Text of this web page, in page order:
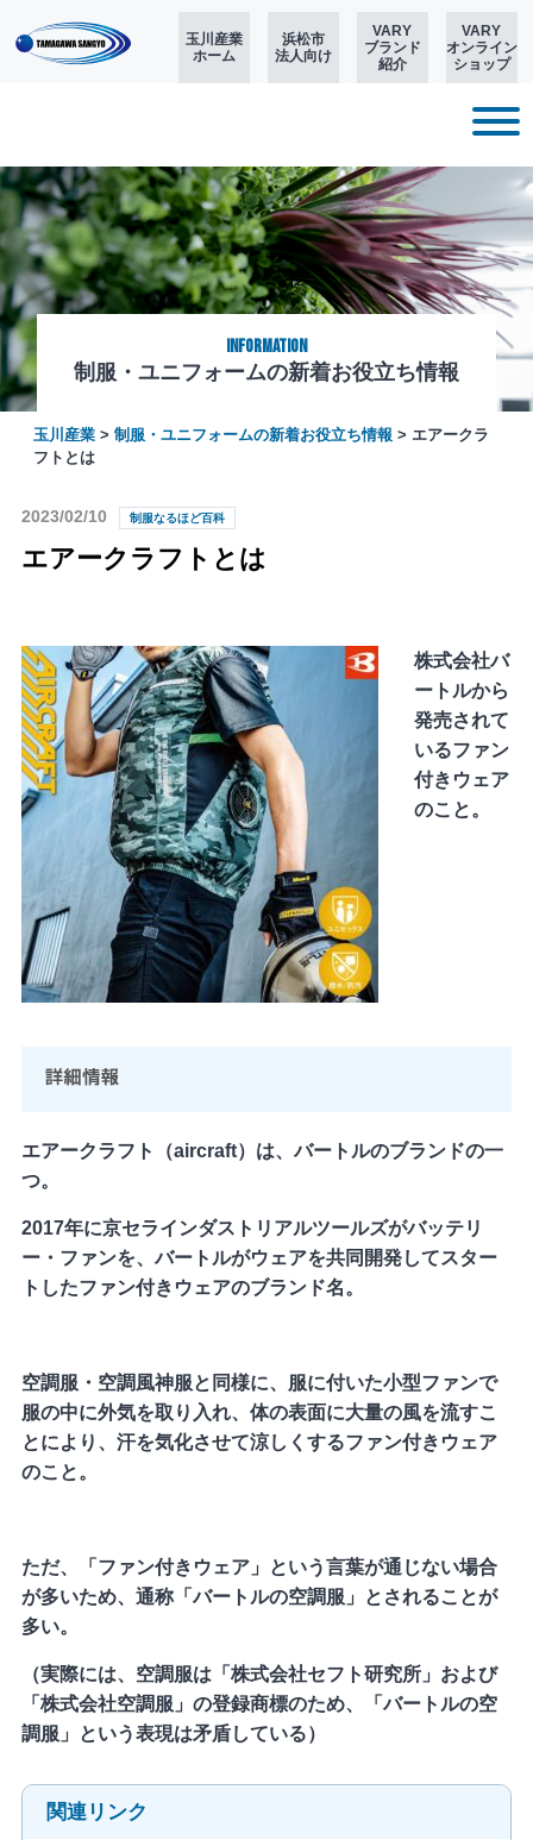
玉川産業
ホーム
浜松市
法人向け
VARY
ブランド
紹介
VARY
オンライン
ショップ
制服・ユニフォームの新着お役立ち情報
Information
玉川産業> 制服・ユニフォームの新着お役立ち情報 > エアークラ
フトとは
2023/02/10 制服なるほど百科
エアークラフトとは
株式会社バ
ートルから
発売されて
いるファン
付きウェア
のこと。
エアークラフト（aircraft）は、バートルのブランドの一
つ。
2017年に京セラインダストリアルツールズがバッテリ
ー・ファンを、バートルがウェアを共同開発してスター
トしたファン付きウェアのブランド名。
空調服・空調風神服と同様に、服に付いた小型ファンで
服の中に外気を取り入れ、体の表面に大量の風を流すこ
とにより、汗を気化させて涼しくするファン付きウェア
のこと。
ただ、「ファン付きウェア」という言葉が通じない場合
が多いため、通称「バートルの空調服」とされることが
多い。
（実際には、空調服は「株式会社セフト研究所」および
「株式会社空調服」の登録商標のため、「バートルの空
調服」という表現は矛盾している）
関連リンク